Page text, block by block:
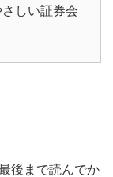
しい証券会
後まで読んでか